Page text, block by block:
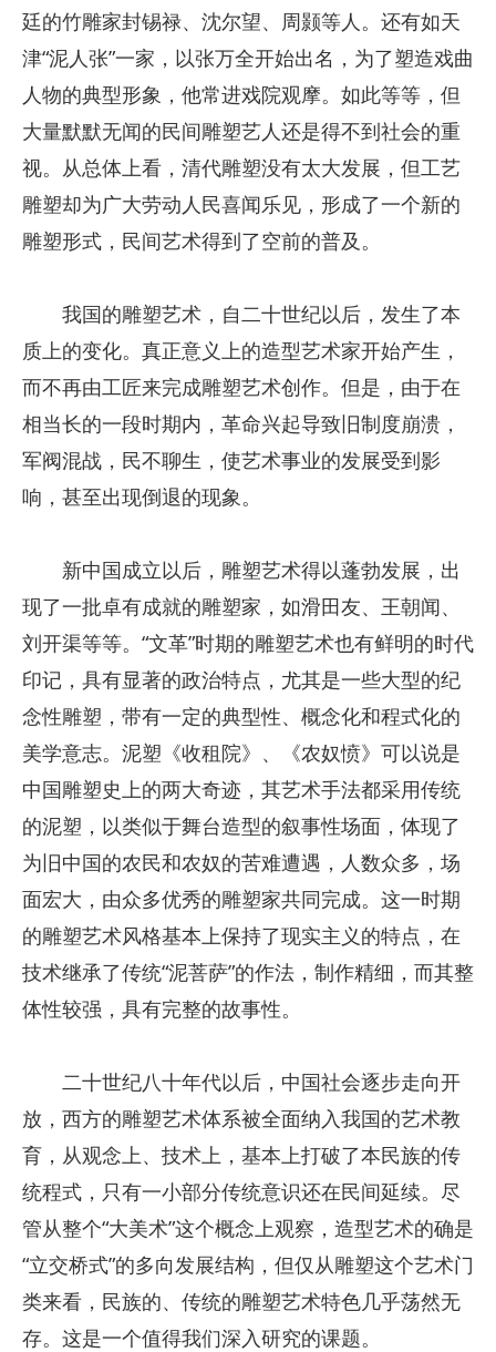
廷的竹雕家封锡禄、沈尔望、周颢等人。还有如天
津“泥人张”一家，以张万全开始出名，为了塑造戏曲
人物的典型形象，他常进戏院观摩。如此等等，但
大量默默无闻的民间雕塑艺人还是得不到社会的重
视。从总体上看，清代雕塑没有太大发展，但工艺
雕塑却为广大劳动人民喜闻乐见，形成了一个新的
雕塑形式，民间艺术得到了空前的普及。
我国的雕塑艺术，自二十世纪以后，发生了本
质上的变化。真正意义上的造型艺术家开始产生，
而不再由工匠来完成雕塑艺术创作。但是，由于在
相当长的一段时期内，革命兴起导致旧制度崩溃，
军阀混战，民不聊生，使艺术事业的发展受到影
响，甚至出现倒退的现象。
新中国成立以后，雕塑艺术得以蓬勃发展，出
现了一批卓有成就的雕塑家，如滑田友、王朝闻、
刘开渠等等。“文革”时期的雕塑艺术也有鲜明的时代
印记，具有显著的政治特点，尤其是一些大型的纪
念性雕塑，带有一定的典型性、概念化和程式化的
美学意志。泥塑《收租院》、《农奴愤》可以说是
中国雕塑史上的两大奇迹，其艺术手法都采用传统
的泥塑，以类似于舞台造型的叙事性场面，体现了
为旧中国的农民和农奴的苦难遭遇，人数众多，场
面宏大，由众多优秀的雕塑家共同完成。这一时期
的雕塑艺术风格基本上保持了现实主义的特点，在
技术继承了传统“泥菩萨”的作法，制作精细，而其整
体性较强，具有完整的故事性。
二十世纪八十年代以后，中国社会逐步走向开
放，西方的雕塑艺术体系被全面纳入我国的艺术教
育，从观念上、技术上，基本上打破了本民族的传
统程式，只有一小部分传统意识还在民间延续。尽
管从整个“大美术”这个概念上观察，造型艺术的确是
“立交桥式”的多向发展结构，但仅从雕塑这个艺术门
类来看，民族的、传统的雕塑艺术特色几乎荡然无
存。这是一个值得我们深入研究的课题。